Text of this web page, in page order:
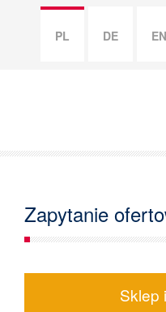
PL DE EN
Zapytanie
Sklep